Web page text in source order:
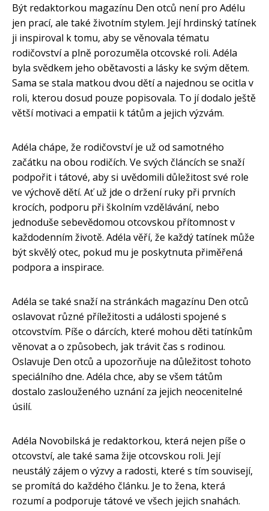
Být redaktorkou magazínu Den otců není pro Adélu
jen prací, ale také životním stylem. Její hrdinský tatínek
ji inspiroval k tomu, aby se věnovala tématu
rodičovství a plně porozuměla otcovské roli. Adéla
byla svědkem jeho obětavosti a lásky ke svým dětem.
Sama se stala matkou dvou dětí a najednou se ocitla v
roli, kterou dosud pouze popisovala. To jí dodalo ještě
větší motivaci a empatii k tátům a jejich výzvám.
Adéla chápe, že rodičovství je už od samotného
začátku na obou rodičích. Ve svých článcích se snaží
podpořit i tátové, aby si uvědomili důležitost své role
ve výchově dětí. Ať už jde o držení ruky při prvních
krocích, podporu při školním vzdělávání, nebo
jednoduše sebevědomou otcovskou přítomnost v
každodenním životě. Adéla věří, že každý tatínek může
být skvělý otec, pokud mu je poskytnuta přiměřená
podpora a inspirace.
Adéla se také snaží na stránkách magazínu Den otců
oslavovat různé příležitosti a události spojené s
otcovstvím. Píše o dárcích, které mohou děti tatínkům
věnovat a o způsobech, jak trávit čas s rodinou.
Oslavuje Den otců a upozorňuje na důležitost tohoto
speciálního dne. Adéla chce, aby se všem tátům
dostalo zaslouženého uznání za jejich neocenitelné
úsilí.
Adéla Novobilská je redaktorkou, která nejen píše o
otcovství, ale také sama žije otcovskou roli. Její
neustálý zájem o výzvy a radosti, které s tím souvisejí,
se promítá do každého článku. Je to žena, která
rozumí a podporuje tátové ve všech jejich snahách.